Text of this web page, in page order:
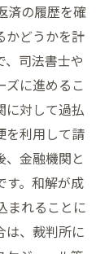
済の履歴を確
かどうかを計
、司法書士や
ズに進めるこ
に対して過払
を利用して請
、金融機関と
す。和解が成
まれることに
は、裁判所に